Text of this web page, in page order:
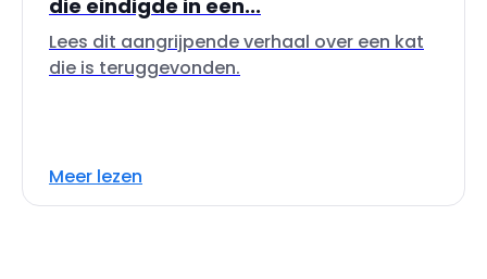
die eindigde in een...
Lees dit aangrijpende verhaal over een kat
die is teruggevonden.
Meer lezen